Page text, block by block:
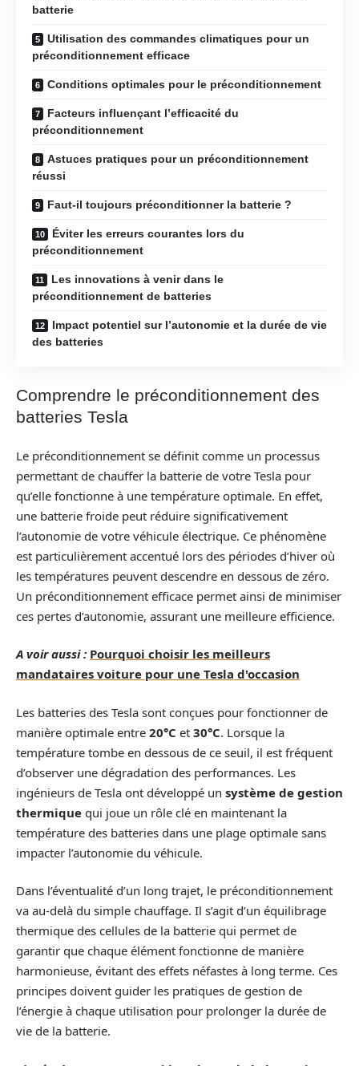
batterie
Utilisation des commandes climatiques pour un
préconditionnement efficace
Conditions optimales pour le préconditionnement
Facteurs influençant l’efficacité du
préconditionnement
Astuces pratiques pour un préconditionnement
réussi
Faut-il toujours préconditionner la batterie ?
Éviter les erreurs courantes lors du
préconditionnement
Les innovations à venir dans le
préconditionnement de batteries
Impact potentiel sur l’autonomie et la durée de vie
des batteries
Comprendre le préconditionnement des
batteries Tesla
Le préconditionnement se définit comme un processus
permettant de chauffer la batterie de votre Tesla pour
qu’elle fonctionne à une température optimale. En effet,
une batterie froide peut réduire significativement
l’autonomie de votre véhicule électrique. Ce phénomène
est particulièrement accentué lors des périodes d’hiver où
les températures peuvent descendre en dessous de zéro.
Un préconditionnement efficace permet ainsi de minimiser
ces pertes d’autonomie, assurant une meilleure efficience.
A voir aussi : Pourquoi choisir les meilleurs
mandataires voiture pour une Tesla d'occasion
Les batteries des Tesla sont conçues pour fonctionner de
manière optimale entre 20°C et 30°C. Lorsque la
température tombe en dessous de ce seuil, il est fréquent
d’observer une dégradation des performances. Les
ingénieurs de Tesla ont développé un système de gestion
thermique qui joue un rôle clé en maintenant la
température des batteries dans une plage optimale sans
impacter l’autonomie du véhicule.
Dans l’éventualité d’un long trajet, le préconditionnement
va au-delà du simple chauffage. Il s’agit d’un équilibrage
thermique des cellules de la batterie qui permet de
garantir que chaque élément fonctionne de manière
harmonieuse, évitant des effets néfastes à long terme. Ces
principes doivent guider les pratiques de gestion de
l’énergie à chaque utilisation pour prolonger la durée de
vie de la batterie.